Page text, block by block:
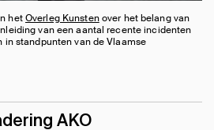
hetOverleg Kunstenover het belang van
van een aantal recente incidenten
standpunten van de Vlaamse
AKO